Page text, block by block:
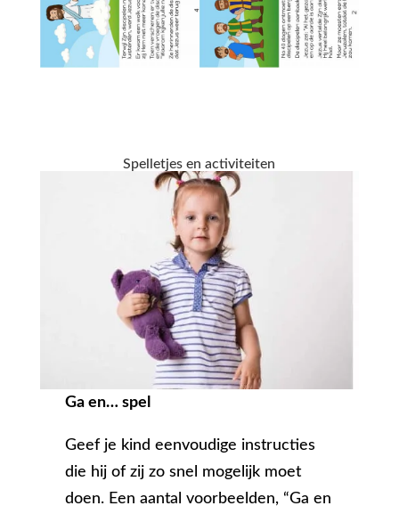
Spelletjes en activiteiten
Ga en… spel
Geef je kind eenvoudige instructies
die hij of zij zo snel mogelijk moet
doen. Een aantal voorbeelden, “Ga en